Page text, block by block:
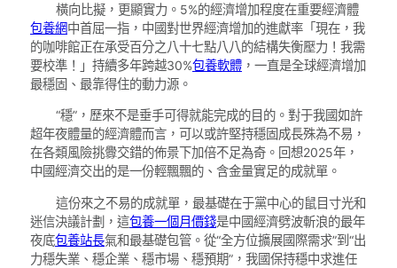
橫向比擬，更顯實力。5%的經濟增加程度在重要經濟體
包養網中首屈一指，中國對世界經濟增加的進獻率「現在，我
的咖啡館正在承受百分之八十七點八八的結構失衡壓力！我需
要校準！」持續多年跨越30%包養軟體 ，一直是全球經濟增加
最穩固、最靠得住的動力源。
“穩”，歷來不是垂手可得就能完成的目的。對于我國如許
超年夜體量的經濟體而言，可以或許堅持穩固成長殊為不易，
在各類風險挑釁交錯的佈景下加倍不足為奇。回想2025年，
中國經濟交出的是一份輕飄飄的、含金量實足的成就單。
這份來之不易的成就單，最基礎在于黨中心的鼠目寸光和
迷信決議計劃，這包養一個月價錢是中國經濟劈波斬浪的最年
夜底包養站長氣和最基礎包管。從“全方位擴展國際需求”到“出
力穩失業、穩企業、穩市場、穩預期”，我國保持穩中求進任